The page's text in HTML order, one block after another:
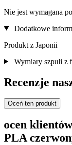
Nie jest wymagana
Dodatkowe
Produkt z Japonii
Wymiary szpuli z
Recenzje
Oceń ten produkt
ocen
PLA